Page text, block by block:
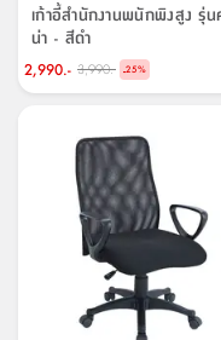
เก้าอี้สำนักงานพนักพิงสูง รุ่น
น่า - สีดำ
2,990.- 3,990.- -25%